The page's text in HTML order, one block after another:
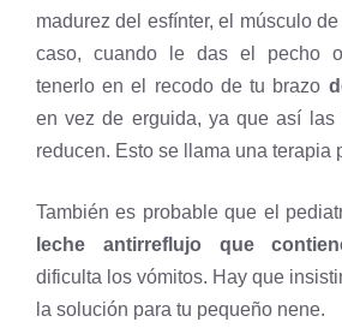
madurez del esfínter, el músculo
caso, cuando le das el pecho
tenerlo en el recodo de tu brazo
en vez de erguida, ya que así las
reducen. Esto se llama una terapia
También es probable que el
leche antirreflujo que
dificulta los vómitos. Hay que
la solución para tu pequeño nene.